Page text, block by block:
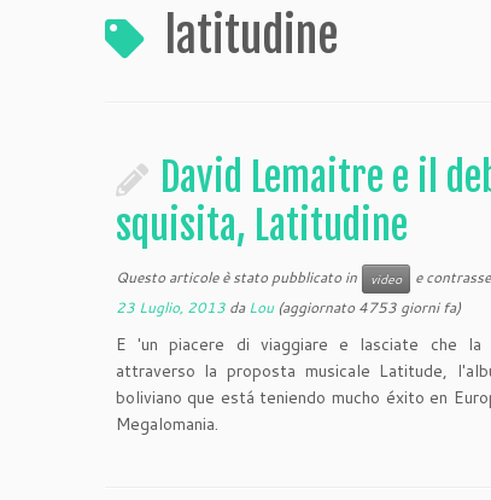
latitudine
David Lemaitre e il
squisita, Latitudine
Questo articole è stato pubblicato in video e
23 Luglio, 2013 daLou(aggiornato 4753 giorni fa)
E 'un piacere di viaggiare e lasciate che la
attraverso la proposta musicale Latitude,
boliviano que está teniendo mucho éxito en
Megalomania.